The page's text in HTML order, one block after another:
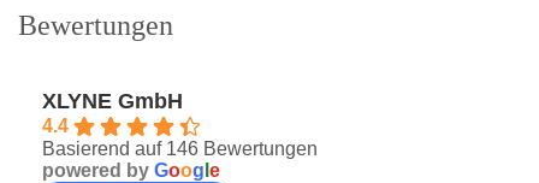
Bewertungen
XLYNE GmbH
4.4
Basierend auf 146 Bewertungen
powered by Goog e